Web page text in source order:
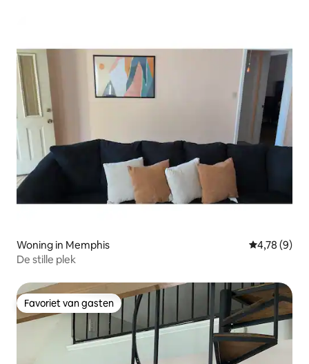
Woning in Memphis
4,78 (9)
De stille plek
Favoriet van gasten
Favoriet van gasten